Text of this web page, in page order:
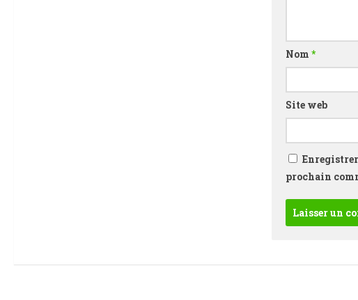
Nom *
Site web
prochain